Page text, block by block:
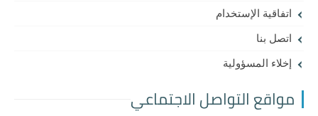
اتفاقية الإستخدام
اتصل بنا
إخلاء المسؤولية
مواقع التواصل الاجتماعي